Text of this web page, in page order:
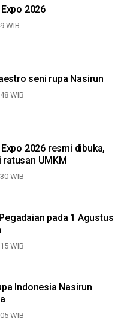
2026
WIB
seni rupa Nasirun
WIB
2026 resmi dibuka,
UMKM
WIB
pada 1 Agustus
WIB
Indonesia Nasirun
WIB